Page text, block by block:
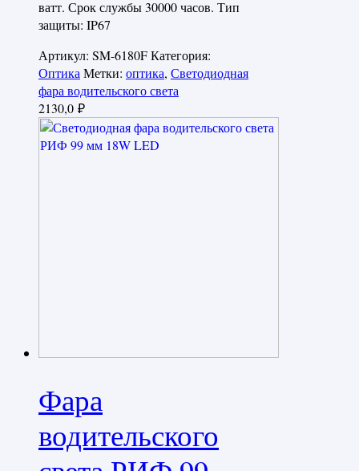
ватт. Срок службы 30000 часов. Тип
защиты: IP67
Артикул: SM-6180FКатегория:
Оптика Метки: оптика, Светодиодная
фара водительского света
2130,0 ₽
Фара
водительского